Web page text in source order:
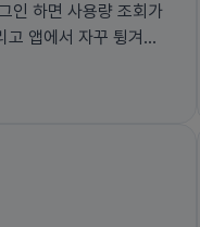
인 하면 사용량 조회가